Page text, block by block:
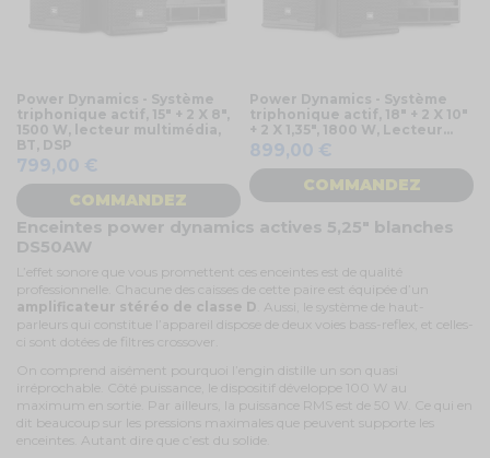
Power Dynamics - Système
triphonique actif, 15" + 2 X 8",
1500 W, lecteur multimédia,
BT, DSP
799,00 €
COMMANDEZ
Power Dynamics - Système
triphonique actif, 18" + 2 X 10"
+ 2 X 1,35", 1800 W, Lecteur...
899,00 €
COMMANDEZ
Enceintes power dynamics actives 5,25" blanches
DS50AW
L’effet sonore que vous promettent ces enceintes est de qualité
professionnelle. Chacune des caisses de cette paire est équipée d’un
amplificateur stéréo de classe D . Aussi, le système de haut-
parleurs qui constitue l’appareil dispose de deux voies bass-reflex, et celles-
ci sont dotées de filtres crossover.
On comprend aisément pourquoi l’engin distille un son quasi
irréprochable. Côté puissance, le dispositif développe 100 W au
maximum en sortie. Par ailleurs, la puissance RMS est de 50 W. Ce qui en
dit beaucoup sur les pressions maximales que peuvent supporte les
enceintes. Autant dire que c’est du solide.